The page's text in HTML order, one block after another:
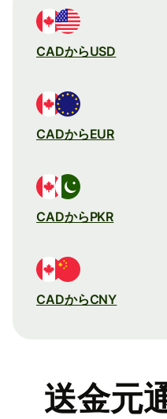
CADからUSD
CADからEUR
CADからPKR
CADからCNY
送金元